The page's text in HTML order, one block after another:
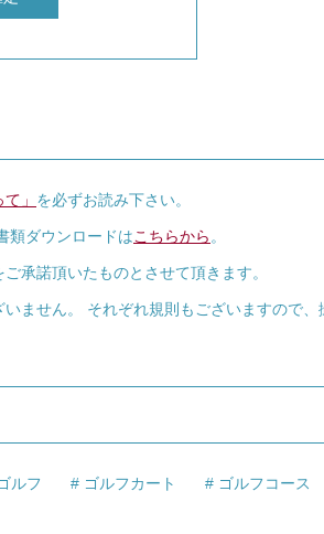
」 を必ずお読み下さい。
類ダウンロードはこちらから 。
承諾頂いたものとさせて頂きます。
ません。 それぞれ規則もございますので、
ルフ ゴルフカート ゴルフコース